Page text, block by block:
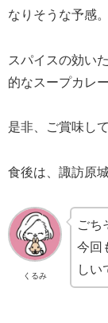
なりそうな予感。
スパイスの効い
的なスープカレー
是非、ご賞味し
食後は、諏訪原
くるみ
ごち
今回
し